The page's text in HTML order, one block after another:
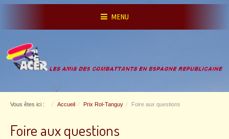
MENU
Vous êtes ici : Accueil Prix Rol-Tanguy Foire aux questions
Foire aux questions